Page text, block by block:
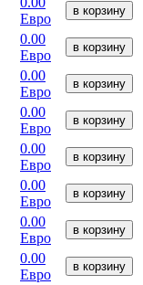
Евро
в корзину
0.00
Евро
в корзину
0.00
Евро
в корзину
0.00
Евро
в корзину
0.00
Евро
в корзину
0.00
Евро
в корзину
0.00
Евро
в корзину
0.00
Евро
в корзину